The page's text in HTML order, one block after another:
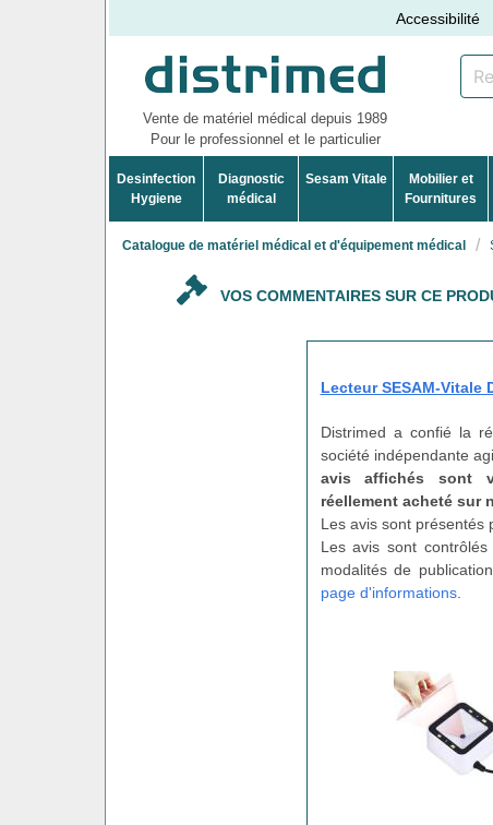
Accessibilité
Vente de matériel médical depuis 1989
Pour le professionnel et le particulier
Desinfection
Hygiene
Diagnostic
médical
Sesam Vitale
Mobilier et
Fournitures
Catalogue de matériel médical et d'équipement médical
VOS COMMENTAIRES SUR CE
Lecteur SESAM-Vitale
Distrimed a confié la
société indépendante
avis affichés sont
réellement acheté sur
Les avis sont présentés
Les avis sont
modalités de
page d'informations.